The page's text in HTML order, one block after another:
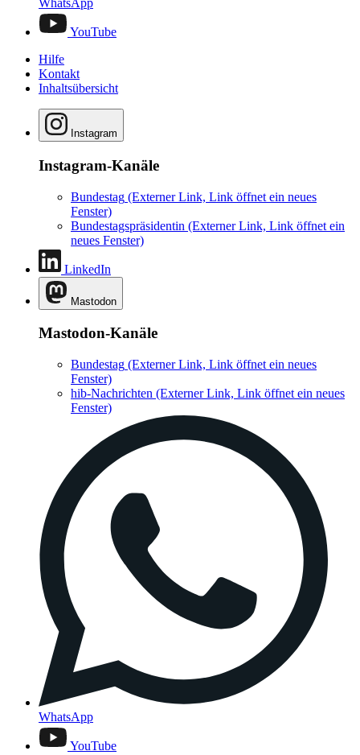
WhatsApp
YouTube
Hilfe
Kontakt
Inhaltsübersicht
Instagram
Instagram-Kanäle
Bundestag (Externer Link, Link öffnet ein neues
Fenster)
Bundestagspräsidentin (Externer Link, Link öffnet ein
neues Fenster)
LinkedIn
Mastodon
Mastodon-Kanäle
Bundestag (Externer Link, Link öffnet ein neues
Fenster)
hib-Nachrichten (Externer Link, Link öffnet ein neues
Fenster)
WhatsApp
YouTube